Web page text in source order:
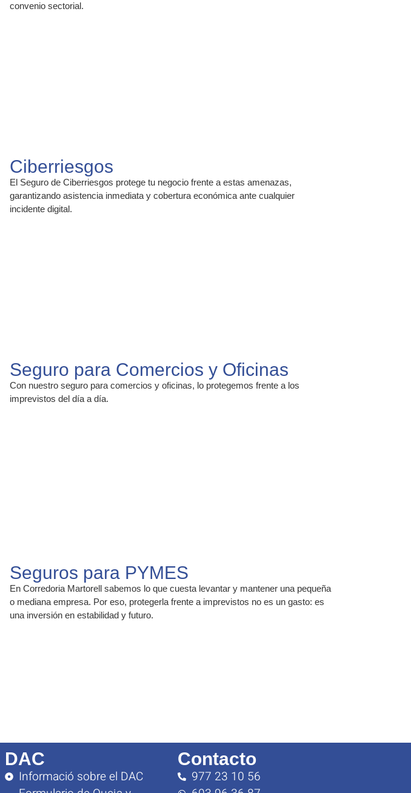
convenio sectorial.
Ciberriesgos
El Seguro de Ciberriesgos protege tu negocio frente a estas amenazas,
garantizando asistencia inmediata y cobertura económica ante cualquier
incidente digital.
Seguro para Comercios y Oficinas
Con nuestro seguro para comercios y oficinas, lo protegemos frente a los
imprevistos del día a día.
Seguros para PYMES
En Corredoria Martorell sabemos lo que cuesta levantar y mantener una pequeña
o mediana empresa. Por eso, protegerla frente a imprevistos no es un gasto: es
una inversión en estabilidad y futuro.
DAC
Informació sobre el DAC
Contacto
977 23 10 56